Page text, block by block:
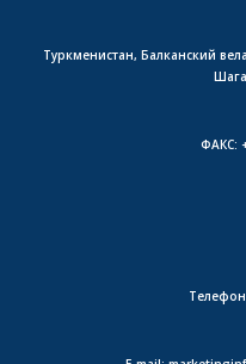
Туркменистан, Балканский
ФАКС: